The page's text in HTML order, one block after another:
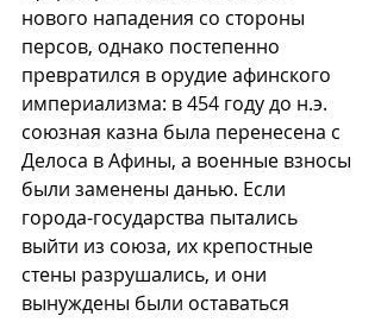
нового нападения со стороны
персов, однако постепенно
превратился в орудие афинского
империализма: в 454 году до н.э.
союзная казна была перенесена с
Делоса в Афины, а военные взносы
были заменены данью. Если
города-государства пытались
выйти из союза, их крепостные
стены разрушались, и они
вынуждены были оставаться